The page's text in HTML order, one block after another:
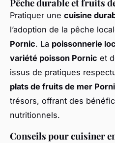
Pêche durable et fruits
Pratiquer une cuisine
l’adoption de la pêche
Pornic. La poissonnerie
variété poisson Pornic et
issus de pratiques
plats de fruits de mer
trésors, offrant des
nutritionnels.
Conseils pour cuisiner